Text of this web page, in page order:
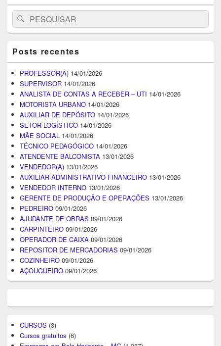
Search
for:
Pesquisar
Posts recentes
PROFESSOR(A) 14/01/2026
SUPERVISOR 14/01/2026
ANALISTA DE CONTAS A RECEBER – UTI 14/01/2026
MOTORISTA URBANO 14/01/2026
AUXILIAR DE DEPÓSITO 14/01/2026
SETOR LOGÍSTICO 14/01/2026
MÃE SOCIAL 14/01/2026
TÉCNICO PEDAGÓGICO 14/01/2026
ATENDENTE BALCONISTA 13/01/2026
VENDEDOR(A) 13/01/2026
AUXILIAR ADMINISTRATIVO FINANCEIRO 13/01/2026
VENDEDOR INTERNO 13/01/2026
GERENTE DE PRODUÇÃO E OPERAÇÕES 13/01/2026
PEDREIRO 09/01/2026
AJUDANTE DE OBRAS 09/01/2026
CARPINTEIRO 09/01/2026
OPERADOR DE CAIXA 09/01/2026
REPOSITOR DE MERCADORIAS 09/01/2026
COZINHEIRO 09/01/2026
AÇOUGUEIRO 09/01/2026
CURSOS (3)
Cursos gratuitos (6)